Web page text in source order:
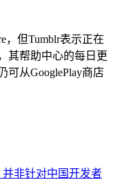
，但Tumblr表示正在
其帮助中心的每日更
可从GooglePlay商店
非针对中国开发者